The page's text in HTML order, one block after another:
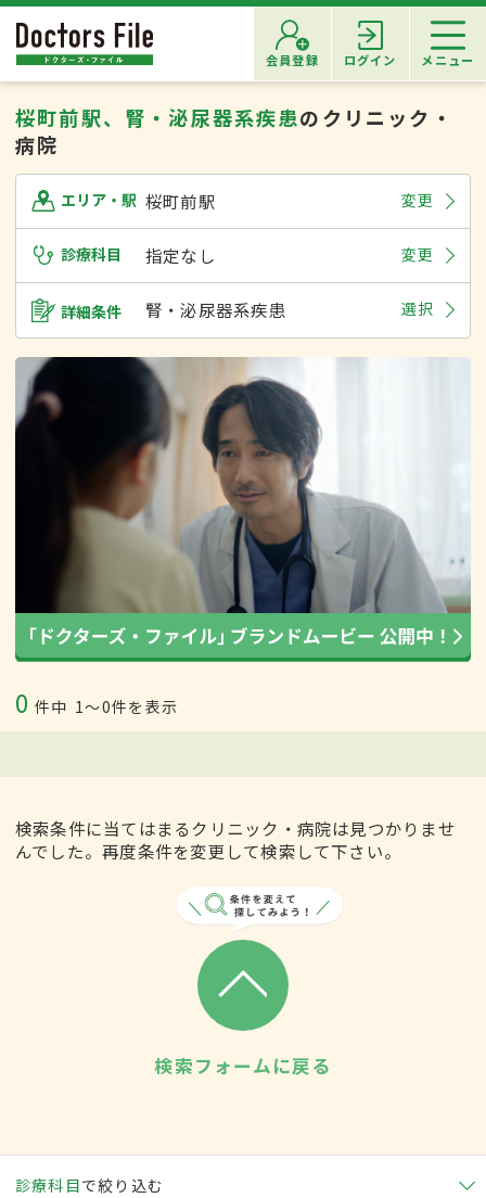
会員登録 ログイン メニュー
桜町前駅、腎・泌尿器系疾患のクリニック・
病院
エリア・駅 桜町前駅 変更
診療科目 指定なし 変更
詳細条件 腎・泌尿器系疾患 選択
0 件中 1〜0件を表示
検索条件に当てはまるクリニック・病院は見つかりませ
んでした。再度条件を変更して検索して下さい。
検索フォームに戻る
診療科目で絞り込む